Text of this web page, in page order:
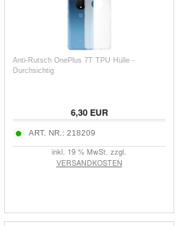
Anti-Rutsch OnePlus 7T TPU Hülle -
Durchsichtig
6,30EUR
ART. NR.: 218209
inkl. 19 % MwSt. zzgl.
VERSANDKOSTEN